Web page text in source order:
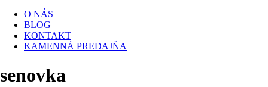
O NÁS
BLOG
KONTAKT
KAMENNÁ PREDAJŇA
senovka